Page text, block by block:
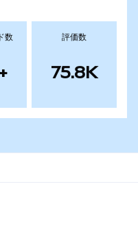
数 評価数
75.8K